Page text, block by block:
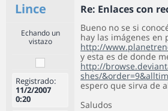
Lince Re: Enlaces con
Echando un
vistazo
Registrado:
11/2/2007
0:20
Bueno no se si
hay las imágenes en
http://
y esta es de donde
http://
shes/
espero que sirva de
Saludos